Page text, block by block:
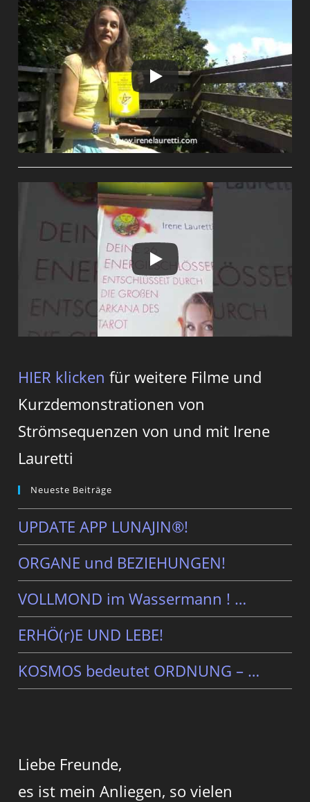
HIER klicken für weitere Filme und
Kurzdemonstrationen von
Strömsequenzen von und mit Irene
Lauretti
Neueste Beiträge
UPDATE APP LUNAJIN®!
ORGANE und BEZIEHUNGEN!
VOLLMOND im Wassermann ! …
ERHÖ(r)E UND LEBE!
KOSMOS bedeutet ORDNUNG – …
Liebe Freunde,
es ist mein Anliegen, so vielen